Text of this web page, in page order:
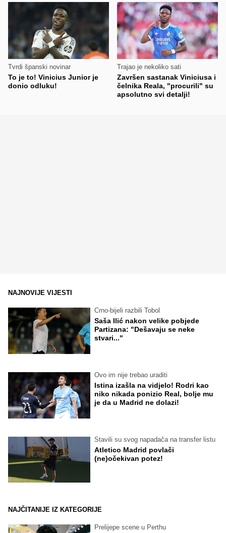
Tvrdi španski novinar
To je to! Vinicius Junior je
donio odluku!
Trajao je nekoliko sati
Završen sastanak Viniciusa i
čelnika Reala, "procurili" su
apsolutno svi detalji!
NAJNOVIJE VIJESTI
Crno-bijeli razbili Tobol
Saša Ilić nakon velike pobjede
Partizana: "Dešavaju se neke
stvari..."
Ovo im nije trebao uraditi
Istina izašla na vidjelo! Rodri kao
niko nikada ponizio Real, bolje mu
je da u Madrid ne dolazi!
Stavili su svog napadača na transfer listu
Atletico Madrid povlači
(ne)očekivan potez!
NAJČITANIJE IZ KATEGORIJE
Prelijepe scene u Perthu